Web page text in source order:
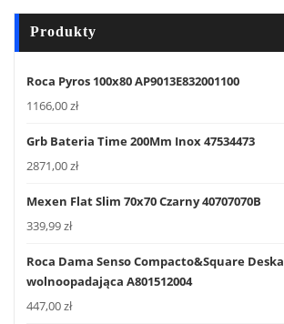
Produkty
Roca Pyros 100x80 AP9013E832001100
1166,00zł
Grb Bateria Time 200Mm Inox 47534473
2871,00zł
Mexen Flat Slim 70x70 Czarny 40707070B
339,99zł
Roca Dama Senso Compacto&Square Deska
wolnoopadająca A801512004
447,00zł